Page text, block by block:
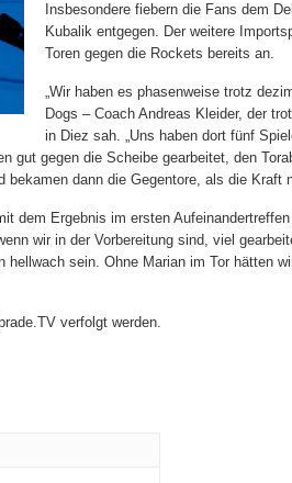
Insbesondere fiebern die Fans dem
Kubalik entgegen. Der weitere
Toren gegen die Rockets bereits an.
„Wir haben es phasenweise trotz
Dogs – Coach Andreas Kleider, der
in Diez sah. „Uns haben dort fünf
gut gegen die Scheibe gearbeitet, den
dann die Gegentore, als die Kraft
dem Ergebnis im ersten
wir in der Vorbereitung sind, viel
hellwach sein. Ohne Marian im Tor hätten
verfolgt werden.